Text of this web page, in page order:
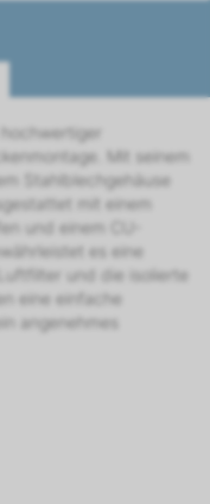
Mit seinem
Stahlblechgehäuse
mit einem
und einem CU-
es eine
und die isolierte
eine einfache
angenehmes